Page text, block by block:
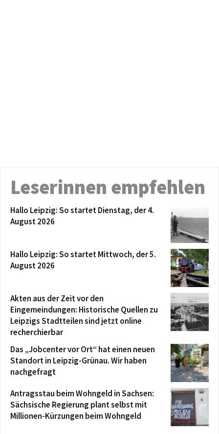
Leserinnen empfehlen
Hallo Leipzig: So startet Dienstag, der 4.
August 2026
Hallo Leipzig: So startet Mittwoch, der 5.
August 2026
Akten aus der Zeit vor den
Eingemeindungen: Historische Quellen zu
Leipzigs Stadtteilen sind jetzt online
recherchierbar
Das „Jobcenter vor Ort“ hat einen neuen
Standort in Leipzig-Grünau. Wir haben
nachgefragt
Antragsstau beim Wohngeld in Sachsen:
Sächsische Regierung plant selbst mit
Millionen-Kürzungen beim Wohngeld